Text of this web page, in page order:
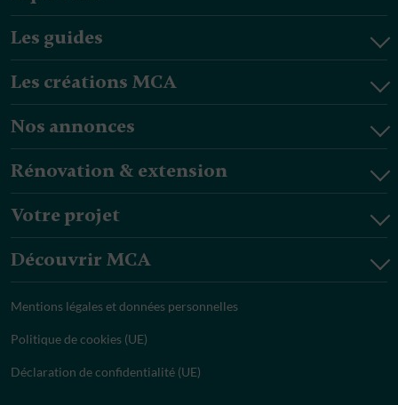
Les guides
Les créations MCA
Nos annonces
Rénovation & extension
Votre projet
Découvrir MCA
Mentions légales et données personnelles
Politique de cookies (UE)
Déclaration de confidentialité (UE)